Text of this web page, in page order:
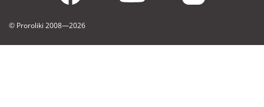
© Proroliki 2008—2026